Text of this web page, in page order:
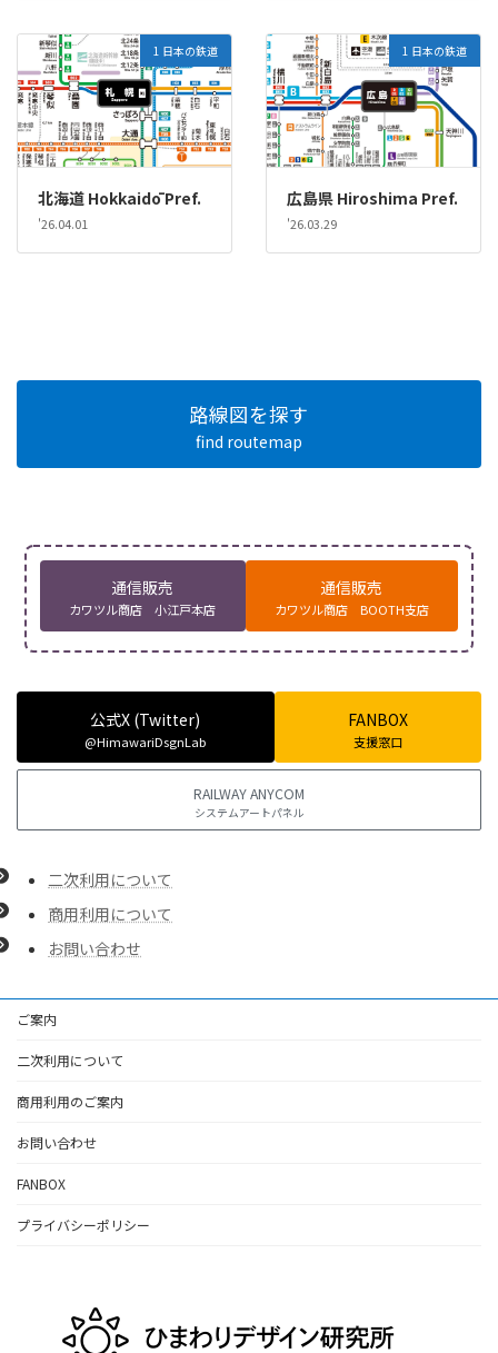
1 日本の鉄道
北海道 Hokkaidō Pref.
'26.04.01
1 日本の鉄道
広島県 Hiroshima Pref.
'26.03.29
路線図を探す
find routemap
通信販売
カワツル商店 小江戸本店
通信販売
カワツル商店 BOOTH支店
公式X (Twitter)
@HimawariDsgnLab
FANBOX
支援窓口
RAILWAY ANYCOM
システムアートパネル
二次利用について
商用利用について
お問い合わせ
ご案内
二次利用について
商用利用のご案内
お問い合わせ
FANBOX
プライバシーポリシー